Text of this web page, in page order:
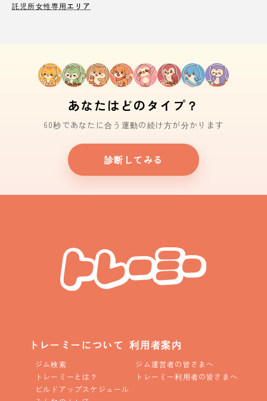
託児所女性専用エリア
あなたはどのタイプ？
60秒であなたに合う運動の続け方が分かります
診断してみる
トレーミーについて
ジム検索
トレーミーとは？
ビルドアップスケジュール
利用者案内
ジム運営者の皆さまへ
トレーミー利用者の皆さまへ